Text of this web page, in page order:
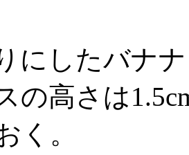
したバナナ
の高さは
く。